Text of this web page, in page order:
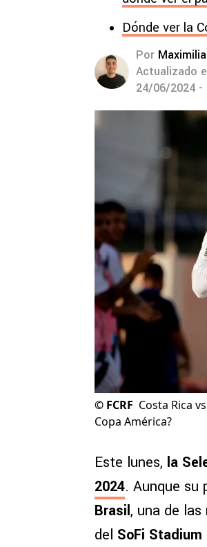
Dónde ver la
Por
Actualizado
24/06/2024 -
© FCRF Costa Rica
Copa América?
Este lunes, la
2024. Aunque su
Brasil, una de
del SoFi Stadium